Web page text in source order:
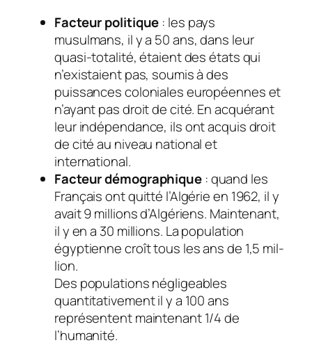
Facteur politique : les pays
musulmans, il y a 50 ans, dans leur
quasi-totalité, étaient des états qui
n’existaient pas, soumis à des
puissances coloniales européennes et
n’ayant pas droit de cité. En acquérant
leur indépendance, ils ont acquis droit
de cité au niveau national et
international.
Facteur démographique: quand les
Français ont quitté l’Algérie en 1962, il y
avait 9 millions d’Algériens. Maintenant,
il y en a 30 millions. La population
égyptienne croît tous les ans de 1,5 mil­
lion.
Des populations négligeables
quantitativement il y a 100 ans
représentent maintenant 1/4 de
l’humanité.